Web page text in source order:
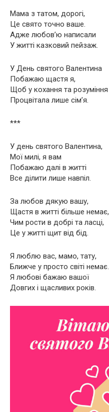
Мама з татом, дорогі,
Це свято точно ваше.
Адже любов’ю написали
У житті казковий пейзаж.
У День святого Валентина
Побажаю щастя я,
Щоб у кохання та розуміння
Процвітала лише сім’я.
***
У день святого Валентина,
Мої милі, я вам
Побажаю далі в житті
Все ділити лише навпіл.
За любов дякую вашу,
Щастя в житті більше немає,
Чим рости в добрі та ласці,
Це у житті щит від бід.
Я люблю вас, мамо, тату,
Ближче у просто світі немає.
Я любові бажаю вашої
Довгих і щасливих років.